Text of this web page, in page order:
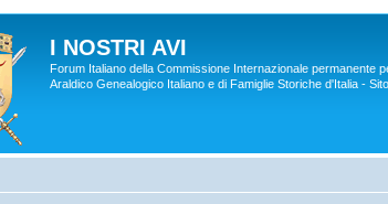
I NOSTRI AVI
Forum Italiano della Commissione Internazionale permanente
Araldico Genealogico Italiano e di Famiglie Storiche d'Italia -